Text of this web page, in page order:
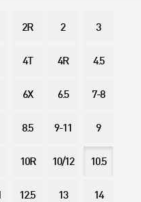
2R 2 3
4T 4R 4.5
6X 6.5 7-8
8.5 9-11 9
10R 10/12 10.5
12.5 13 14